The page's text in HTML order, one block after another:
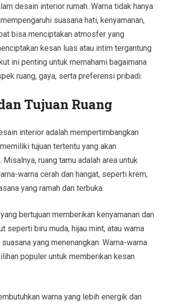
desain interior rumah. Warna tidak hanya
suasana hati, kenyamanan,
bisa menciptakan atmosfer yang
kesan luas atau intim tergantung
ini penting untuk memahami bagaimana
ruang, gaya, serta preferensi pribadi.
Tujuan Ruang
interior adalah mempertimbangkan
tujuan tertentu yang akan
ruang tamu adalah area untuk
warna cerah dan hangat, seperti krem,
yang ramah dan terbuka.
bertujuan memberikan kenyamanan dan
seperti biru muda, hijau mint, atau warna
yang menenangkan. Warna-warna
populer untuk memberikan kesan
warna yang lebih energik dan